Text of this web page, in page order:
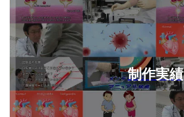
制作実績